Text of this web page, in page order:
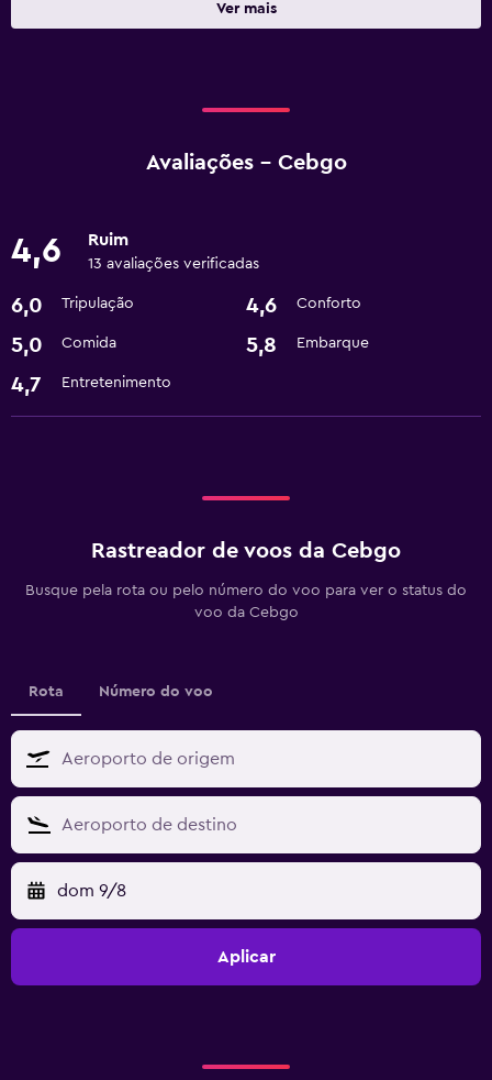
Ver mais
Avaliações - Cebgo
4,6 Ruim
13 avaliações verificadas
6,0 Tripulação 4,6 Conforto
5,0 Comida 5,8 Embarque
4,7 Entretenimento
Rastreador de voos da Cebgo
Busque pela rota ou pelo número do voo para ver o status do
voo da Cebgo
Rota Número do voo
dom 9/8
Aplicar